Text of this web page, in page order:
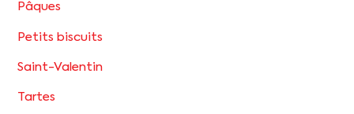
Pâques
Petits biscuits
Saint-Valentin
Tartes